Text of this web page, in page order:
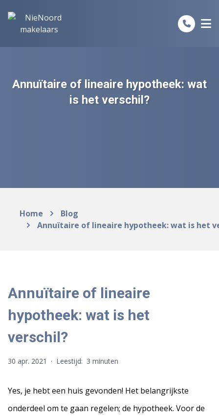
Annuïtaire of lineaire hypotheek: wat
is het verschil?
Home
Blog
Annuïtaire of lineaire hypotheek: wat is het
Annuïtaire of lineaire
hypotheek: wat is het
verschil?
30 apr. 2021 · Leestijd: 3 minuten
Yes, je hebt een huis gevonden! Het belangrijkste
onderdeel om te gaan regelen; de hypotheek. Voor de